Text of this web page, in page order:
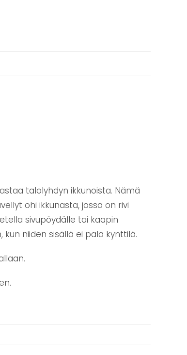
talolyhdyn ikkunoista. Nämä
ohi ikkunasta, jossa on rivi
sivupöydälle tai kaapin
niiden sisällä ei pala kynttilä.